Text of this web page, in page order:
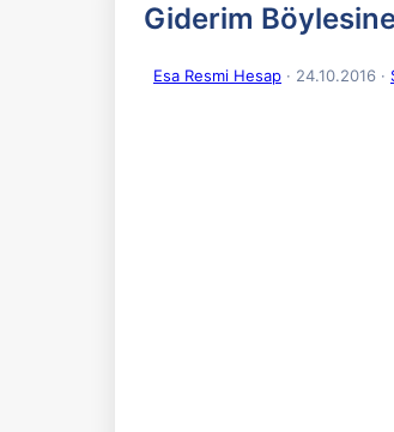
Giderim
Esa Resmi Hesap · 24.10.2016 ·